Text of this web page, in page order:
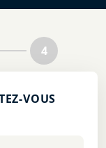
4
VOUS